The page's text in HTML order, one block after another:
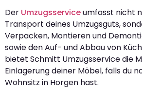
Der Umzugsserviceumfasst nicht
Transport deines Umzugsguts,
Verpacken, Montieren und
sowie den Auf- und Abbau von
bietet Schmitt Umzugsservice die
Einlagerung deiner Möbel, falls du
Wohnsitz in Horgen hast.